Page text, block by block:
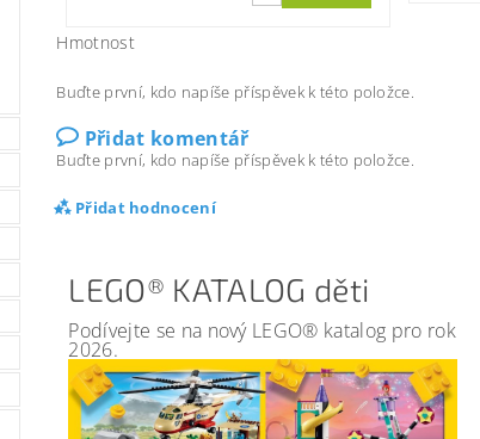
Hmotnost
Buďte první, kdo napíše příspěvek k této položce.
Přidat komentář
Buďte první, kdo napíše příspěvek k této položce.
Přidat hodnocení
LEGO® KATALOG děti
Podívejte se na nový LEGO® katalog pro rok
2026.